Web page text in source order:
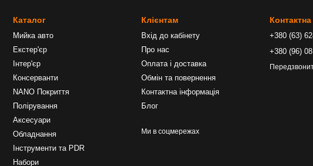
Каталог
Мийка авто
Екстер'єр
Інтер'єр
Консерванти
NANO Покриття
Полірування
Аксесуари
Обладнання
Інструменти та PDR
Набори
Клієнтам
Вхід до кабінету
Про нас
Оплата і доставка
Обмін та повернення
Контактна інформація
Блог
Ми в соцмережах
+380 (63)
+380 (96)